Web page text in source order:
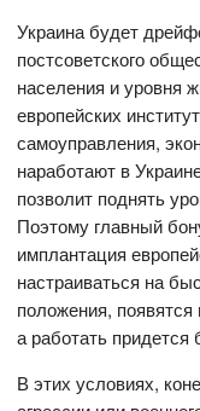
Украина будет
постсоветского
населения и уровня
европейских
самоуправления,
наработают в
позволит поднять
Поэтому главный
имплантация
настраиваться на
положения,
а работать придется
В этих условиях,